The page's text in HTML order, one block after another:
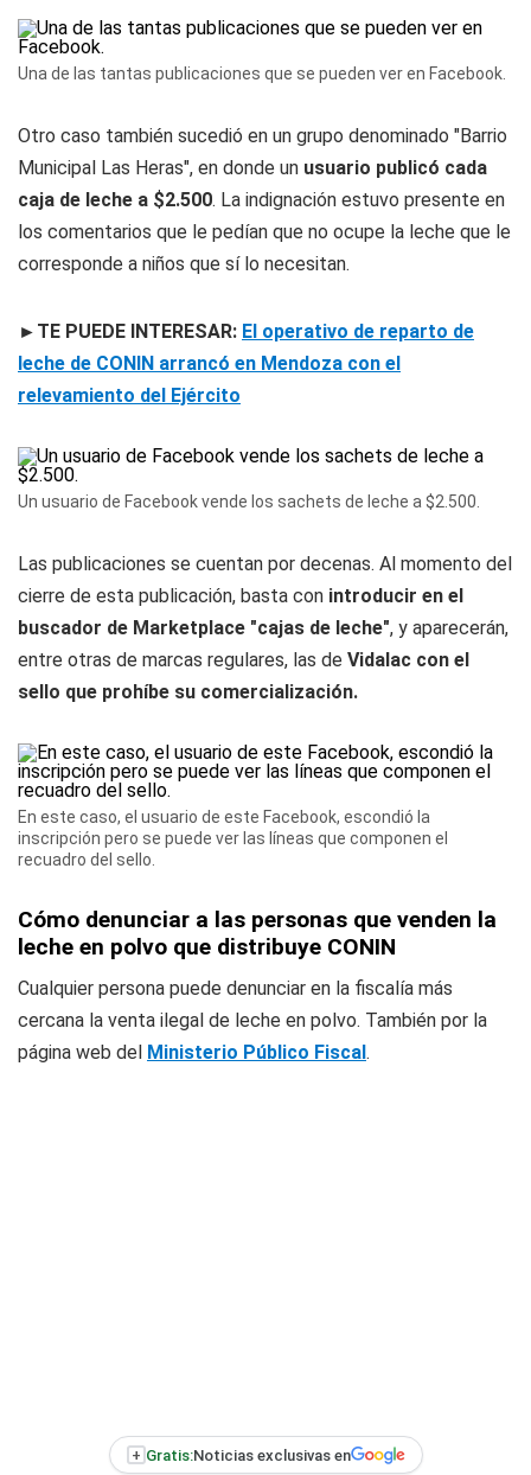
Una de las tantas publicaciones que se pueden ver en Facebook.
Otro caso también sucedió en un grupo denominado "Barrio
Municipal Las Heras", en donde un usuario publicó cada
caja de leche a $2.500. La indignación estuvo presente en
los comentarios que le pedían que no ocupe la leche que le
corresponde a niños que sí lo necesitan.
►TE PUEDE INTERESAR: El operativo de reparto de
leche de CONIN arrancó en Mendoza con el
relevamiento del Ejército
Un usuario de Facebook vende los sachets de leche a $2.500.
Las publicaciones se cuentan por decenas. Al momento del
cierre de esta publicación, basta con introducir en el
buscador de Marketplace "cajas de leche", y aparecerán,
entre otras de marcas regulares, las de Vidalac con el
sello que prohíbe su comercialización.
En este caso, el usuario de este Facebook, escondió la
inscripción pero se puede ver las líneas que componen el
recuadro del sello.
Cómo denunciar a las personas que venden la
leche en polvo que distribuye CONIN
Cualquier persona puede denunciar en la fiscalía más
cercana la venta ilegal de leche en polvo. También por la
página web del Ministerio Público Fiscal.
+ Gratis:Noticias exclusivas en